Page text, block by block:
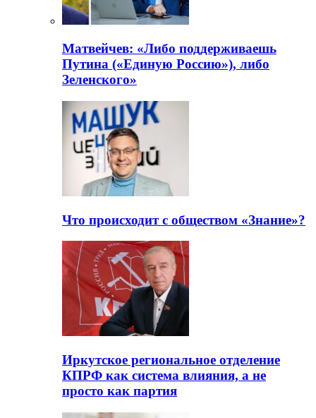
Матвейчев: «Либо поддерживаешь
Путина («Единую Россию»), либо
Зеленского»
Что происходит с обществом «Знание»?
Иркутское региональное отделение
КПРФ как система влияния, а не
просто как партия